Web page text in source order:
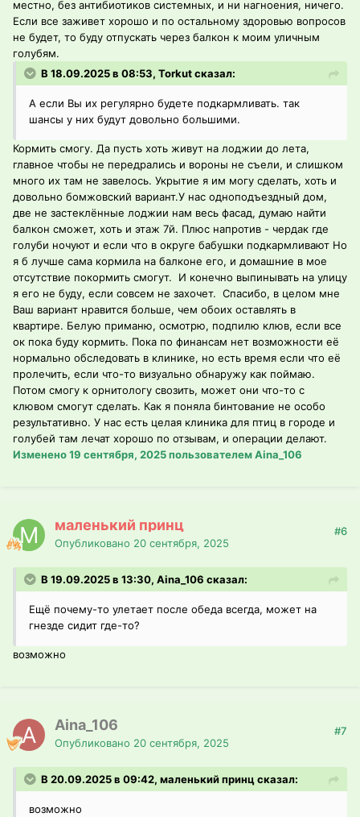
местно, без антибиотиков системных, и ни нагноения, ничего.
Если все заживет хорошо и по остальному здоровью вопросов
не будет, то буду отпускать через балкон к моим уличным
голубям.
В 18.09.2025 в 08:53, Torkut сказал:
А если Вы их регулярно будете подкармливать. так
шансы у них будут довольно большими.
Кормить смогу. Да пусть хоть живут на лоджии до лета,
главное чтобы не передрались и вороны не съели, и слишком
много их там не завелось. Укрытие я им могу сделать, хоть и
довольно бомжовский вариант.У нас одноподъездный дом,
две не застеклённые лоджии нам весь фасад, думаю найти
балкон сможет, хоть и этаж 7й. Плюс напротив - чердак где
голуби ночуют и если что в округе бабушки подкармливают Но
я б лучше сама кормила на балконе его, и домашние в мое
отсутствие покормить смогут. И конечно выпинывать на улицу
я его не буду, если совсем не захочет. Спасибо, в целом мне
Ваш вариант нравится больше, чем обоих оставлять в
квартире. Белую приманю, осмотрю, подпилю клюв, если все
ок пока буду кормить. Пока по финансам нет возможности её
нормально обследовать в клинике, но есть время если что её
пролечить, если что-то визуально обнаружу как поймаю.
Потом смогу к орнитологу свозить, может они что-то с
клювом смогут сделать. Как я поняла бинтование не особо
результативно. У нас есть целая клиника для птиц в городе и
голубей там лечат хорошо по отзывам, и операции делают.
Изменено19 сентября, 2025пользователем Aina_106
маленький принц
Опубликовано 20 сентября, 2025
#6
В 19.09.2025 в 13:30, Aina_106 сказал:
Ещё почему-то улетает после обеда всегда, может на
гнезде сидит где-то?
возможно
Aina_106
Опубликовано 20 сентября, 2025
#7
В 20.09.2025 в 09:42, маленький принц сказал:
возможно